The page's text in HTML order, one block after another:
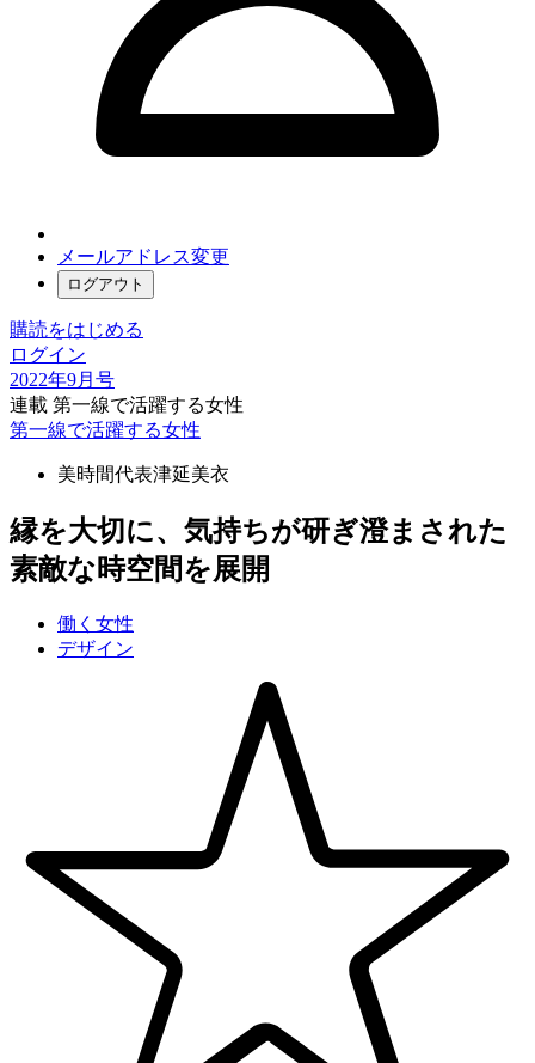
メールアドレス変更
ログアウト
購読をはじめる
ログイン
2022年9月号
連載 第一線で活躍する女性
第一線で活躍する女性
美時間代表津延美衣
縁を大切に、気持ちが研ぎ澄まされた
素敵な時空間を展開
働く女性
デザイン